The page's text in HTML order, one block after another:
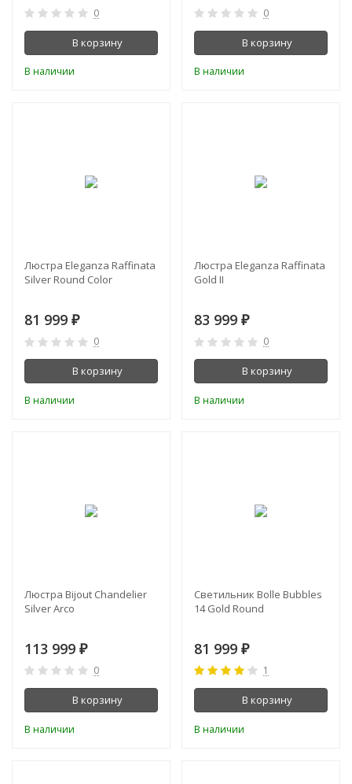
0
В корзину
В наличии
0
В корзину
В наличии
Люстра Eleganza Raffinata
Silver Round Сolor
81 999 ₽
0
В корзину
В наличии
Люстра Eleganza Raffinata
Gold II
83 999 ₽
0
В корзину
В наличии
Люстра Bijout Chandelier
Silver Arco
113 999 ₽
0
В корзину
В наличии
Светильник Bolle Bubbles
14 Gold Round
81 999 ₽
1
В корзину
В наличии